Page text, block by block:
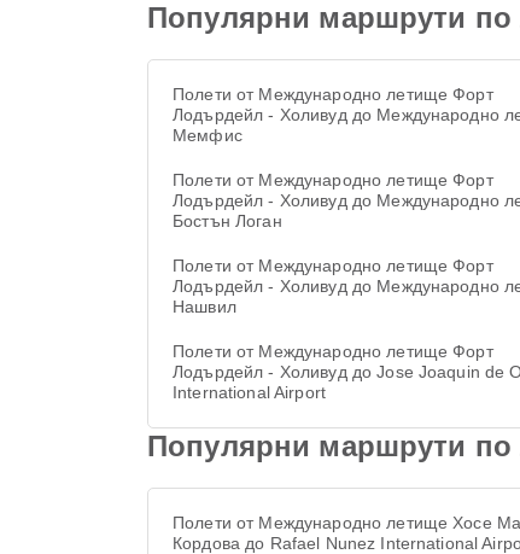
Популярни маршрути
Полети от Международно летище Форт
Лодърдейл - Холивуд до Международно
Мемфис
Полети от Международно летище Форт
Лодърдейл - Холивуд до Международно
Бостън Логан
Полети от Международно летище Форт
Лодърдейл - Холивуд до Международно
Нашвил
Полети от Международно летище Форт
Лодърдейл - Холивуд до Jose Joaquin de
International Airport
Популярни маршрути по
Полети от Международно летище Хосе
Кордова до Rafael Nunez International